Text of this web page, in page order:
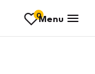
0Menu